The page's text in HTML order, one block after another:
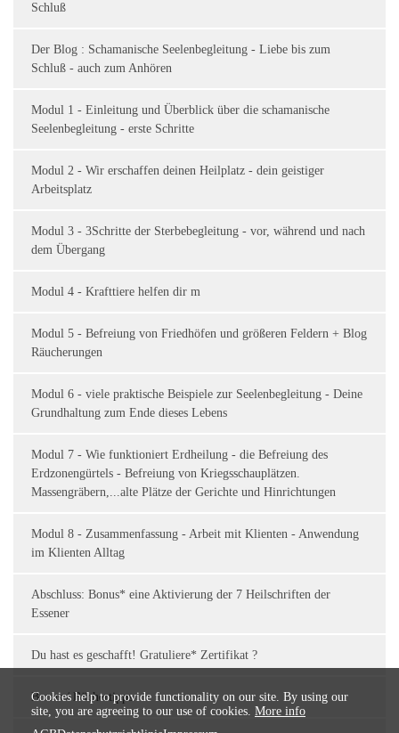
Schluß
Der Blog : Schamanische Seelenbegleitung - Liebe bis zum
Schluß - auch zum Anhören
Modul 1 - Einleitung und Überblick über die schamanische
Seelenbegleitung - erste Schritte
Modul 2 - Wir erschaffen deinen Heilplatz - dein geistiger
Arbeitsplatz
Modul 3 - 3Schritte der Sterbebegleitung - vor, während und nach
dem Übergang
Modul 4 - Krafttiere helfen dir m
Modul 5 - Befreiung von Friedhöfen und größeren Feldern + Blog
Räucherungen
Modul 6 - viele praktische Beispiele zur Seelenbegleitung - Deine
Grundhaltung zum Ende dieses Lebens
Modul 7 - Wie funktioniert Erdheilung - die Befreiung des
Erdzonengürtels - Befreiung von Kriegsschauplätzen.
Massengräbern,...alte Plätze der Gerichte und Hinrichtungen
Modul 8 - Zusammenfassung - Arbeit mit Klienten - Anwendung
im Klienten Alltag
Abschluss: Bonus* eine Aktivierung der 7 Heilschriften der
Essener
Du hast es geschafft! Gratuliere* Zertifikat ?
Bonus / Büchertipps
Cookies help to provide functionality on our site. By using our
site, you are agreeing to our use of cookies. More info